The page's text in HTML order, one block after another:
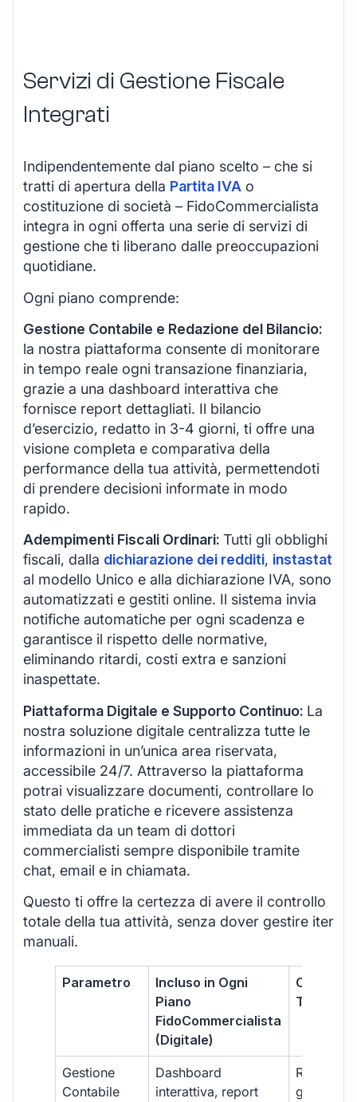
Servizi di Gestione Fiscale
Integrati
Indipendentemente dal piano scelto – che si
tratti di apertura della Partita IVA o
costituzione di società – FidoCommercialista
integra in ogni offerta una serie di servizi di
gestione che ti liberano dalle preoccupazioni
quotidiane.
Ogni piano comprende:
Gestione Contabile e Redazione del Bilancio:
la nostra piattaforma consente di monitorare
in tempo reale ogni transazione finanziaria,
grazie a una dashboard interattiva che
fornisce report dettagliati. Il bilancio
d’esercizio, redatto in 3-4 giorni, ti offre una
visione completa e comparativa della
performance della tua attività, permettendoti
di prendere decisioni informate in modo
rapido.
Adempimenti Fiscali Ordinari: Tutti gli obblighi
fiscali, dalla dichiarazione dei redditi, instastat
al modello Unico e alla dichiarazione IVA, sono
automatizzati e gestiti online. Il sistema invia
notifiche automatiche per ogni scadenza e
garantisce il rispetto delle normative,
eliminando ritardi, costi extra e sanzioni
inaspettate.
Piattaforma Digitale e Supporto Continuo: La
nostra soluzione digitale centralizza tutte le
informazioni in un’unica area riservata,
accessibile 24/7. Attraverso la piattaforma
potrai visualizzare documenti, controllare lo
stato delle pratiche e ricevere assistenza
immediata da un team di dottori
commercialisti sempre disponibile tramite
chat, email e in chiamata.
Questo ti offre la certezza di avere il controllo
totale della tua attività, senza dover gestire iter
manuali.
Parametro
Incluso in Ogni
Piano
FidoCommercialista
(Digitale)
Gestione
Contabile
Dashboard
interattiva, report
Report
gestione